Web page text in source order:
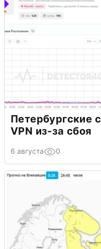
Петербургские
VPN из-за сбоя
6 августа 0